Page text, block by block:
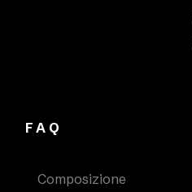
FAQ
Composizione